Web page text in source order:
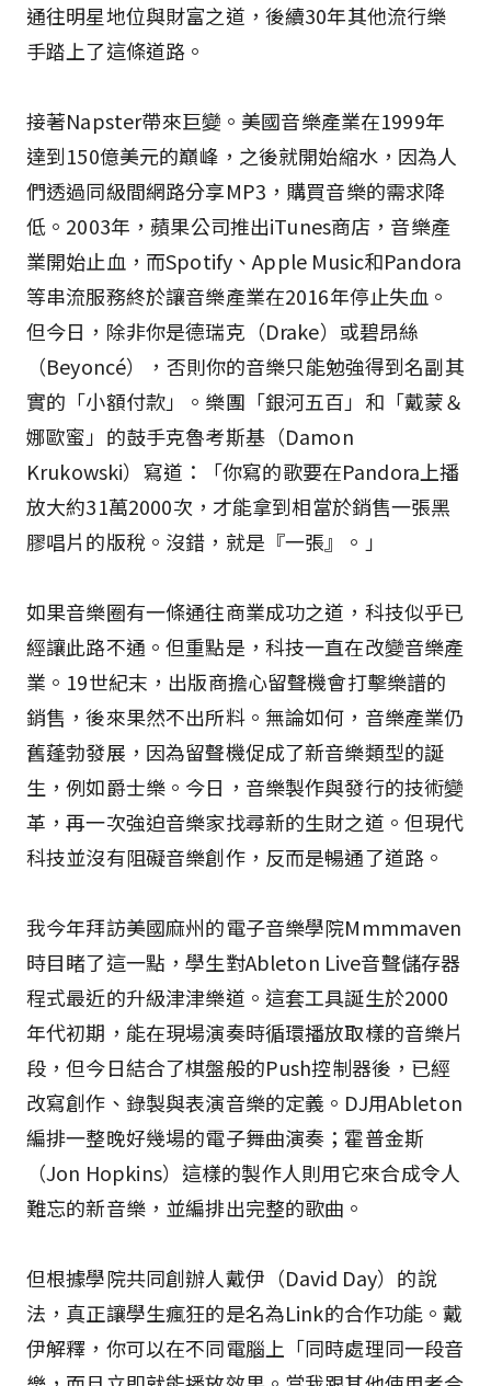
通往明星地位與財富之道，後續30年其他流行樂
手踏上了這條道路。
接著Napster帶來巨變。美國音樂產業在1999年
達到150億美元的巔峰，之後就開始縮水，因為人
們透過同級間網路分享MP3，購買音樂的需求降
低。2003年，蘋果公司推出iTunes商店，音樂產
業開始止血，而Spotify、Apple Music和Pandora
等串流服務終於讓音樂產業在2016年停止失血。
但今日，除非你是德瑞克（Drake）或碧昂絲
（Beyoncé），否則你的音樂只能勉強得到名副其
實的「小額付款」。樂團「銀河五百」和「戴蒙＆
娜歐蜜」的鼓手克魯考斯基（Damon
Krukowski）寫道：「你寫的歌要在Pandora上播
放大約31萬2000次，才能拿到相當於銷售一張黑
膠唱片的版稅。沒錯，就是『一張』。」
如果音樂圈有一條通往商業成功之道，科技似乎已
經讓此路不通。但重點是，科技一直在改變音樂產
業。19世紀末，出版商擔心留聲機會打擊樂譜的
銷售，後來果然不出所料。無論如何，音樂產業仍
舊蓬勃發展，因為留聲機促成了新音樂類型的誕
生，例如爵士樂。今日，音樂製作與發行的技術變
革，再一次強迫音樂家找尋新的生財之道。但現代
科技並沒有阻礙音樂創作，反而是暢通了道路。
我今年拜訪美國麻州的電子音樂學院Mmmmaven
時目睹了這一點，學生對Ableton Live音聲儲存器
程式最近的升級津津樂道。這套工具誕生於2000
年代初期，能在現場演奏時循環播放取樣的音樂片
段，但今日結合了棋盤般的Push控制器後，已經
改寫創作、錄製與表演音樂的定義。DJ用Ableton
編排一整晚好幾場的電子舞曲演奏；霍普金斯
（Jon Hopkins）這樣的製作人則用它來合成令人
難忘的新音樂，並編排出完整的歌曲。
但根據學院共同創辦人戴伊（David Day）的說
法，真正讓學生瘋狂的是名為Link的合作功能。戴
伊解釋，你可以在不同電腦上「同時處理同一段音